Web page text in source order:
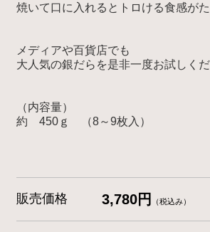
焼いて口に入れるとトロける食感がた
メディアや百貨店でも
大人気の銀だらを是非一度お試しくだ
（内容量）
約 450ｇ （8～9枚入）
販売価格 3,780円 （税込み）